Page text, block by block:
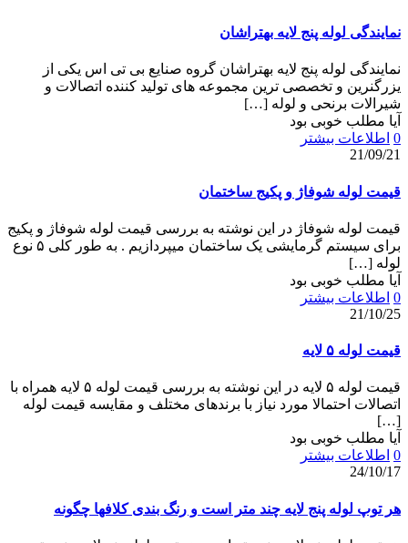
نمایندگی لوله پنج لایه بهتراشان
نمایندگی لوله پنج لایه بهتراشان گروه صنایع بی تی اس یکی از
یزرگنرین و تخصصی ترین مجموعه های تولید کننده اتصالات و
شیرالات برنحی و لوله […]
آیا مطلب خوبی بود
0 اطلاعات بیشتر
21/09/21
قیمت لوله شوفاژ و پکیج ساختمان
قیمت لوله شوفاژ در این نوشته به بررسی قیمت لوله شوفاژ و پکیج
برای سیستم گرمایشی یک ساختمان میپردازیم . به طور کلی ۵ نوع
لوله […]
آیا مطلب خوبی بود
0 اطلاعات بیشتر
21/10/25
قیمت لوله ۵ لایه
قیمت لوله ۵ لایه در این نوشته به بررسی قیمت لوله ۵ لایه همراه با
اتصالات احتمالا مورد نیاز با برندهای مختلف و مقایسه قیمت لوله
[…]
آیا مطلب خوبی بود
0 اطلاعات بیشتر
24/10/17
هر توپ لوله پنج لایه چند متر است و رنگ بندی کلافها چگونه